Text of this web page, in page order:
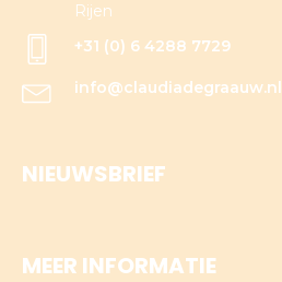
Rijen
+31 (0) 6 4288 7729
info@claudiadegraauw.nl
NIEUWSBRIEF
MEER INFORMATIE